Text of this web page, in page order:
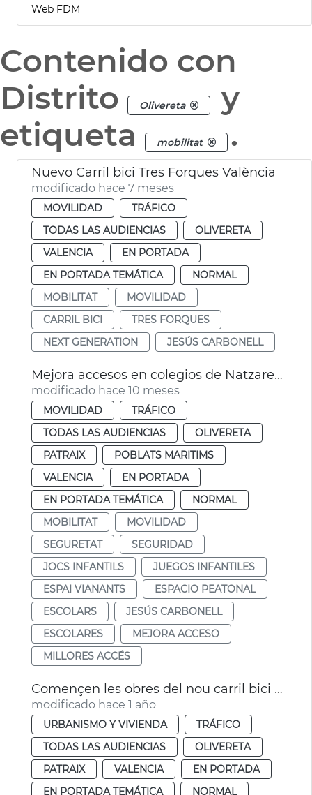
Web FDM
Contenido con
Distrito
Olivereta
y
etiqueta
mobilitat .
Nuevo Carril bici Tres Forques València
modificado hace 7 meses
MOVILIDAD
TRÁFICO
TODAS LAS AUDIENCIAS
OLIVERETA
VALENCIA
EN PORTADA
EN PORTADA TEMÁTICA
NORMAL
MOBILITAT
MOVILIDAD
CARRIL BICI
TRES FORQUES
NEXT GENERATION
JESÚS CARBONELL
Mejora accesos en colegios de Natzaret, Soterres y Safranar
modificado hace 10 meses
MOVILIDAD
TRÁFICO
TODAS LAS AUDIENCIAS
OLIVERETA
PATRAIX
POBLATS MARITIMS
VALENCIA
EN PORTADA
EN PORTADA TEMÁTICA
NORMAL
MOBILITAT
MOVILIDAD
SEGURETAT
SEGURIDAD
JOCS INFANTILS
JUEGOS INFANTILES
ESPAI VIANANTS
ESPACIO PEATONAL
ESCOLARS
JESÚS CARBONELL
ESCOLARES
MEJORA ACCESO
MILLORES ACCÉS
Començen les obres del nou carril bici al carrer Tres Forques de València
modificado hace 1 año
URBANISMO Y VIVIENDA
TRÁFICO
TODAS LAS AUDIENCIAS
OLIVERETA
PATRAIX
VALENCIA
EN PORTADA
EN PORTADA TEMÁTICA
NORMAL